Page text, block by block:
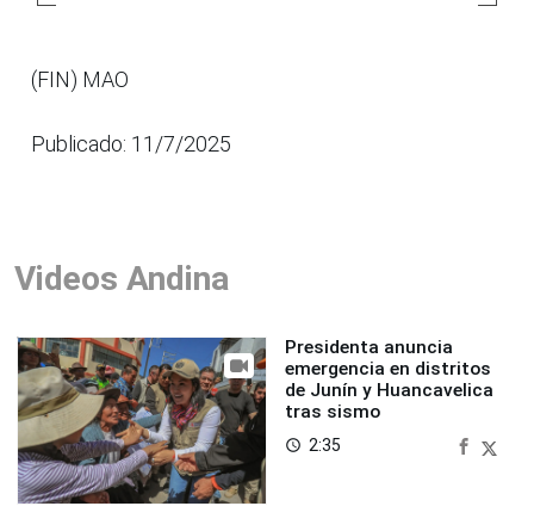
(FIN) MAO
Publicado: 11/7/2025
Videos Andina
Presidenta anuncia
emergencia en distritos
de Junín y Huancavelica
tras sismo
access_time 2:35